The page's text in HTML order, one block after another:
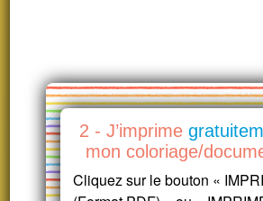
2 - J’imprime
mon coloriage/
Cliquez sur le bouton «